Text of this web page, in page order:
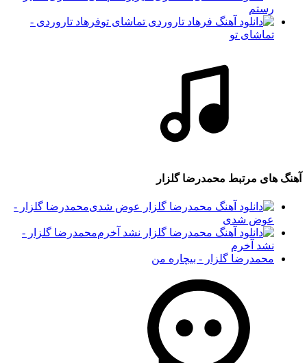
رستم
فرهاد تاروردی -
تماشای تو
آهنگ های مرتبط محمدرضا گلزار
محمدرضا گلزار -
عوض شدی
محمدرضا گلزار -
نشد آخرم
محمدرضا گلزار - بیچاره من